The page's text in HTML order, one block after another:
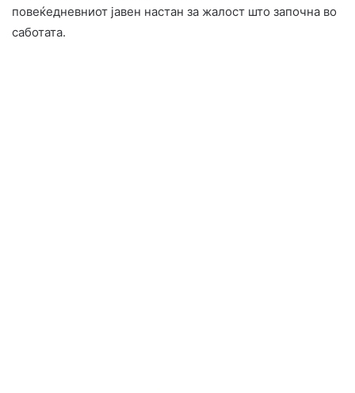
повеќедневниот јавен настан за жалост што започна во
саботата.